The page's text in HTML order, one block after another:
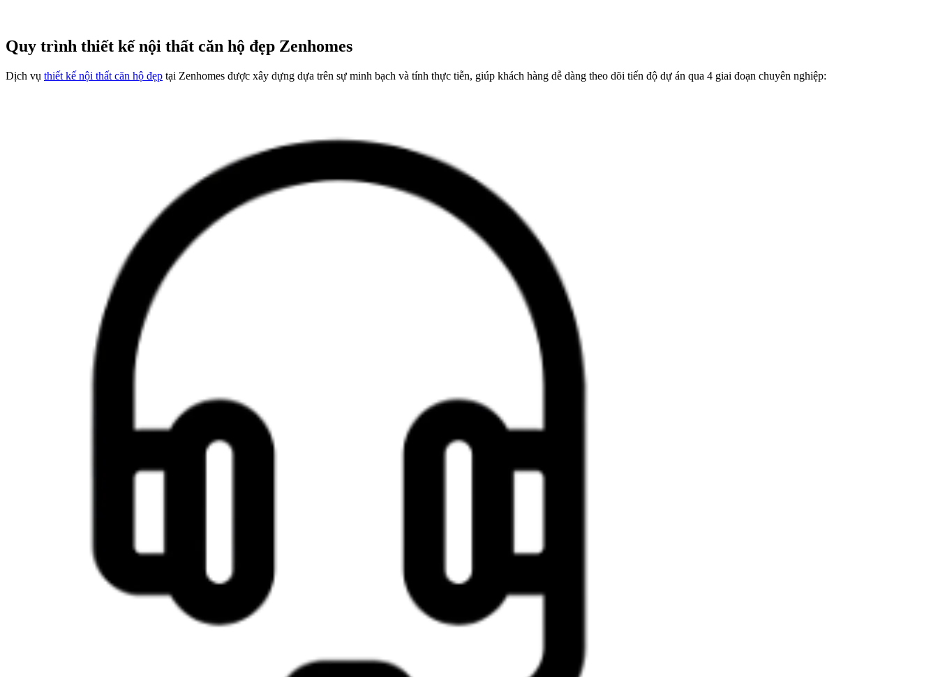
Quy trình thiết kế nội thất căn hộ đẹp Zenhomes
Dịch vụ thiết kế nội thất căn hộ đẹp tại Zenhomes được xây dựng dựa trên sự minh bạch và tính thực tiễn, giúp khách hàng dễ dàng theo dõi tiến độ dự án qua 4 giai đoạn chuyên nghiệp: